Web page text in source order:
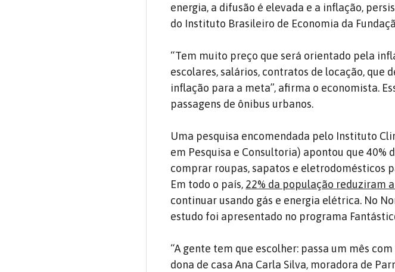
energia, a difusão é elevada e a inflação,
do Instituto Brasileiro de Economia da
“Tem muito preço que será orientado pela
escolares, salários, contratos de locação, que
inflação para a meta”, afirma o economista.
passagens de ônibus urbanos.
Uma pesquisa encomendada pelo Instituto
em Pesquisa e Consultoria) apontou que 40%
comprar roupas, sapatos e eletrodomésticos
Em todo o país, 22% da população reduziram
continuar usando gás e energia elétrica. No
estudo foi apresentado no programa
“A gente tem que escolher: passa um mês
dona de casa Ana Carla Silva, moradora de